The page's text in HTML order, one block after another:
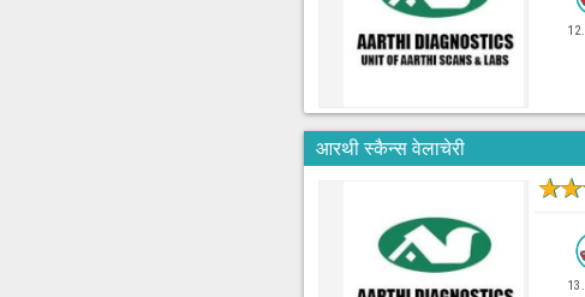
आरथी स्कैन्स वेलाचेरी
★★